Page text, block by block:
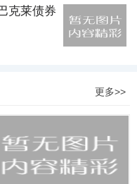
克莱债券
更多>>